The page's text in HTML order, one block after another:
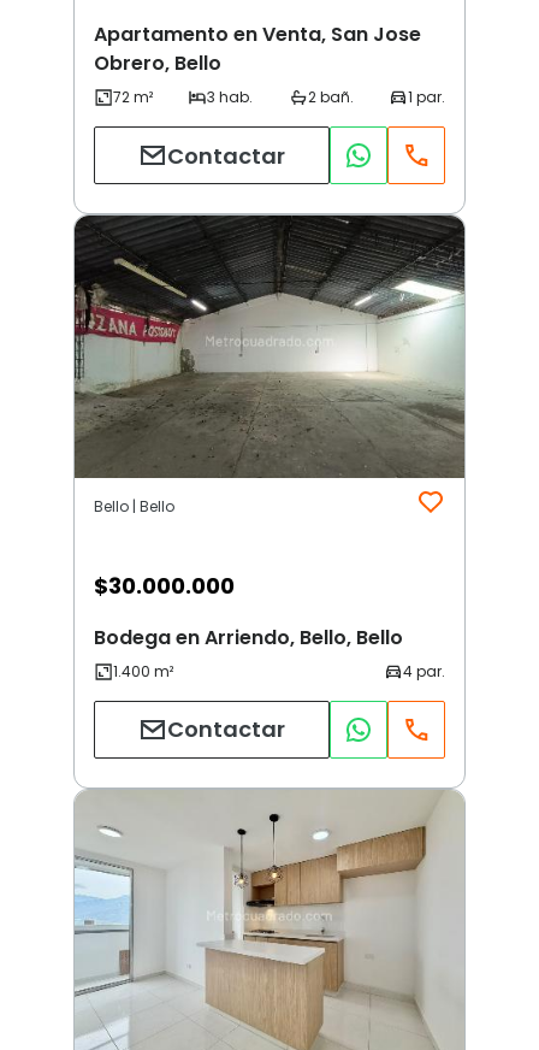
Apartamento en Venta, San Jose
Obrero, Bello
Contactar
Bello | Bello
$30.000.000
Bodega en Arriendo, Bello, Bello
Contactar